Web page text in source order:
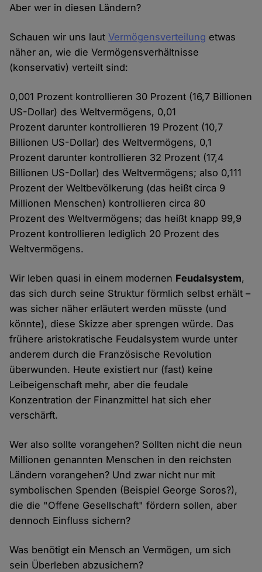
Aber wer in diesen Ländern?
Schauen wir uns lautVermögensverteilung etwas
näher an, wie die Vermögensverhältnisse
(konservativ) verteilt sind:
0,001 Prozent kontrollieren 30 Prozent (16,7 Billionen
US-Dollar) des Weltvermögens, 0,01
Prozent darunter kontrollieren 19 Prozent (10,7
Billionen US-Dollar) des Weltvermögens, 0,1
Prozent darunter kontrollieren 32 Prozent (17,4
Billionen US-Dollar) des Weltvermögens; also 0,111
Prozent der Weltbevölkerung (das heißt circa 9
Millionen Menschen) kontrollieren circa 80
Prozent des Weltvermögens; das heißt knapp 99,9
Prozent kontrollieren lediglich 20 Prozent des
Weltvermögens.
Wir leben quasi in einem modernen Feudalsystem,
das sich durch seine Struktur förmlich selbst erhält –
was sicher näher erläutert werden müsste (und
könnte), diese Skizze aber sprengen würde. Das
frühere aristokratische Feudalsystem wurde unter
anderem durch die Französische Revolution
überwunden. Heute existiert nur (fast) keine
Leibeigenschaft mehr, aber die feudale
Konzentration der Finanzmittel hat sich eher
verschärft.
Wer also sollte vorangehen? Sollten nicht die neun
Millionen genannten Menschen in den reichsten
Ländern vorangehen? Und zwar nicht nur mit
symbolischen Spenden (Beispiel George Soros?),
die die "Offene Gesellschaft" fördern sollen, aber
dennoch Einfluss sichern?
Was benötigt ein Mensch an Vermögen, um sich
sein Überleben abzusichern?